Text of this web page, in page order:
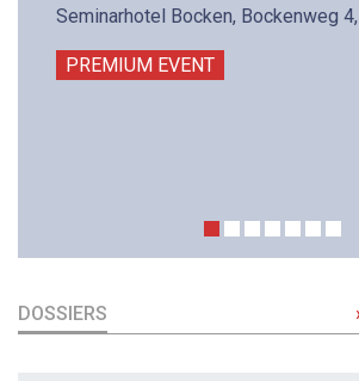
Seminarhotel Bocken, Bockenweg
PREMIUM EVENT
DOSSIERS